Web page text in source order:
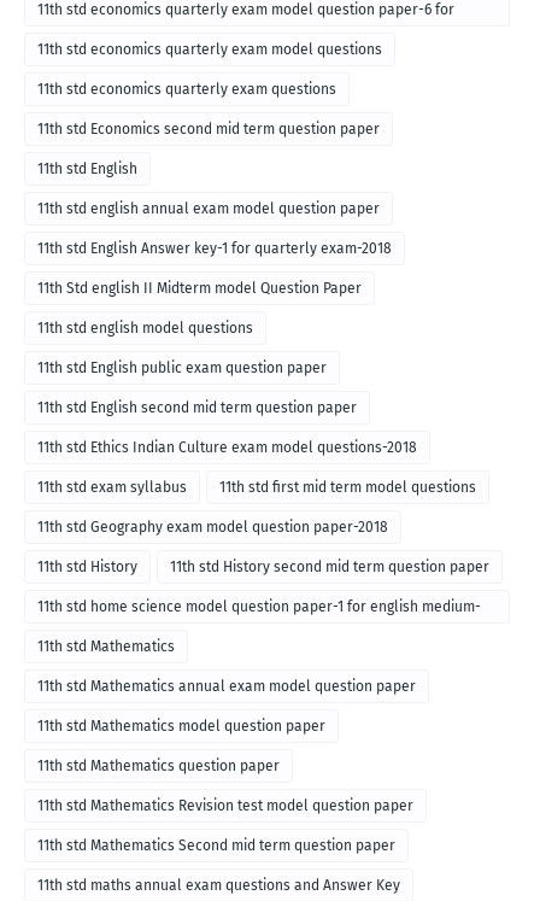
11th std economics quarterly exam model question paper-6 for
English medium-2018
11th std economics quarterly exam model questions
11th std economics quarterly exam questions
11th std Economics second mid term question paper
11th std English
11th std english annual exam model question paper
11th std English Answer key-1 for quarterly exam-2018
11th Std english II Midterm model Question Paper
11th std english model questions
11th std English public exam question paper
11th std English second mid term question paper
11th std Ethics Indian Culture exam model questions-2018
11th std exam syllabus 11th std first mid term model questions
11th std Geography exam model question paper-2018
11th std History 11th std History second mid term question paper
11th std home science model question paper-1 for english medium-
2018
11th std Mathematics
11th std Mathematics annual exam model question paper
11th std Mathematics model question paper
11th std Mathematics question paper
11th std Mathematics Revision test model question paper
11th std Mathematics Second mid term question paper
11th std maths annual exam questions and Answer Key